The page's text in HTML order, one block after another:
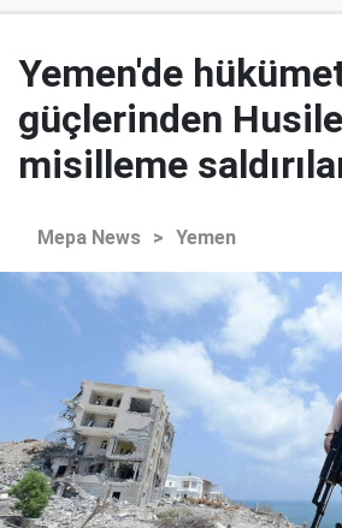
Yemen'de
güçlerinden
misilleme
Mepa News > Yemen